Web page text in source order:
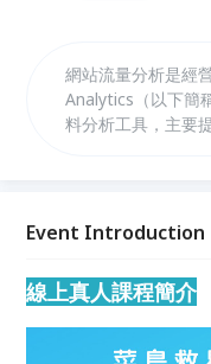
網站流量分析是經
Analytics（以下簡
料分析工具，主要
產業不可或缺的能力
Event Introduction
線上真人課程簡介